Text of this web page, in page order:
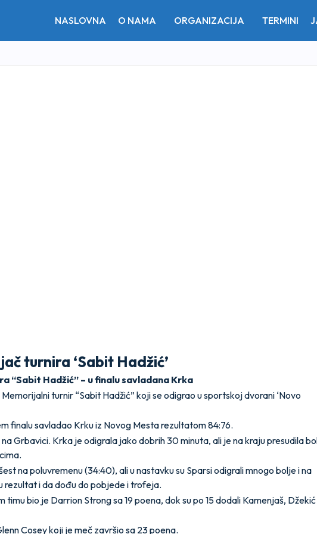
NASLOVNA O NAMA ORGANIZACIJA TERMINI
turnira ‘Sabit Hadžić’
“Sabit Hadžić” – u finalu savladana Krka
turnir “Sabit Hadžić” koji se odigrao u sportskoj dvorani ‘Novo
finalu savladao Krku iz Novog Mesta rezultatom 84:76.
Grbavici. Krka je odigrala jako dobrih 30 minuta, ali je na kraju presudila
na poluvremenu (34:40), ali u nastavku su Sparsi odigrali mnogo bolje i na
rezultat i da dođu do pobjede i trofeja.
timu bio je Darrion Strong sa 19 poena, dok su po 15 dodali Kamenjaš, Džekić
Cosey koji je meč završio sa 23 poena.